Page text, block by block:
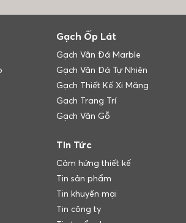
Gạch Ốp Lát
Gạch Vân Đá Marble
Gạch Vân Đá Tự Nhiên
Gạch Thiết Kế Xi Măng
Gạch Trang Trí
Gạch Vân Gỗ
Tin Tức
Cảm hứng thiết kế
Tin sản phẩm
Tin khuyến mại
Tin công ty